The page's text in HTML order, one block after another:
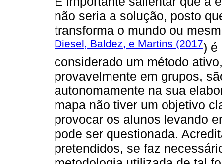
não seria a solução, posto
transforma o mundo ou
Diesel, Baldez, e Martins (2017) é
considerado um método
provavelmente em grupos,
autonomamente na sua
mapa não tiver um objetivo
provocar os alunos levando
pode ser questionada.
pretendidos, se faz